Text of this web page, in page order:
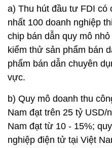
a) Thu hút đầu tư FDI có
nhất 100 doanh nghiệp
chip bán dẫn quy mô
kiểm thử sản phẩm bán
phẩm bán dẫn chuyên
vực.
b) Quy mô doanh thu
Nam đạt trên 25 tỷ USD/
Nam đạt từ 10 - 15%;
nghiệp điện tử tại Việt